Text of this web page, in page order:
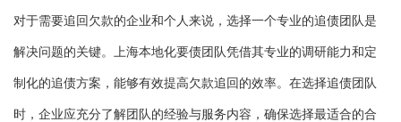
对于需要追回欠款的企业和个人来说，选择一个专业的追债团队是
解决问题的关键。上海本地化要债团队凭借其专业的调研能力和定
制化的追债方案，能够有效提高欠款追回的效率。在选择追债团队
时，企业应充分了解团队的经验与服务内容，确保选择最适合的合